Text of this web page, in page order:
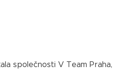
společnosti V Team Praha,